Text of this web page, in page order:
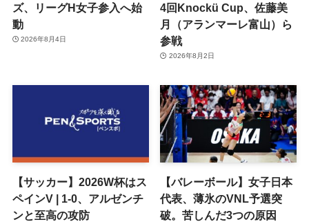
ズ、リーグH女子参入へ始
動
2026年8月4日
4回Knockü Cup、佐藤美
月（アランマーレ富山）ら
参戦
2026年8月2日
【サッカー】2026W杯はス
ペインV | 1-0、アルゼンチ
ンと至高の攻防
【バレーボール】女子日本
代表、薄氷のVNL予選突
破。苦しんだ3つの原因